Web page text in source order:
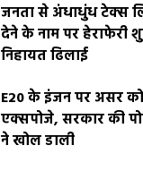
जनता से अंधाधुंध टेक्स
देने के नाम पर हेराफेरी
निहायत ढिलाई
E20 के इंजन पर असर
एक्सपोजे, सरकार की
ने खोल डाली